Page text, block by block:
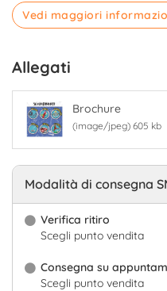
Vedi maggiori
Allegati
Brochure
(image/jpeg) 605 kb
Modalità di consegna
Verifica ritiro
Scegli punto vendita
Consegna su
Scegli punto vendita